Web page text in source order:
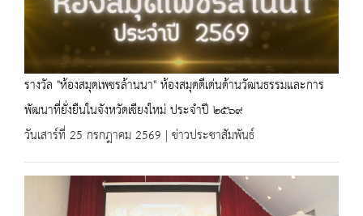
รางวัล "ห้องสมุดเพชรล้านนา" ห้องสมุดดีเด่นด้านวัฒนธรรมและการ
พัฒนาที่ยั่งยืนในจังหวัดเชียงใหม่ ประจำปี ๒๕๖๙
วันเสาร์ที่ 25 กรกฎาคม 2569 | ข่าวประชาสัมพันธ์